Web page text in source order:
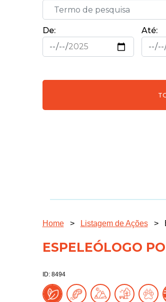
De:
Até:
Home > Listagem de Ações >
ESPELEÓLOGO
ID: 8494